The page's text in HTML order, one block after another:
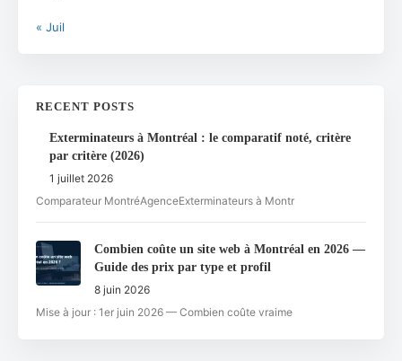
« Juil
RECENT POSTS
Exterminateurs à Montréal : le comparatif noté, critère
par critère (2026)
1 juillet 2026
Comparateur MontréAgenceExterminateurs à Montr
Combien coûte un site web à Montréal en 2026 —
Guide des prix par type et profil
8 juin 2026
Mise à jour : 1er juin 2026 — Combien coûte vraime